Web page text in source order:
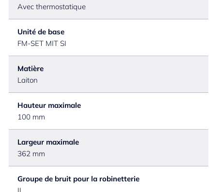
Avec thermostatique
Unité de base
FM-SET MIT SI
Matière
Laiton
Hauteur maximale
100 mm
Largeur maximale
362 mm
Groupe de bruit pour la robinetterie